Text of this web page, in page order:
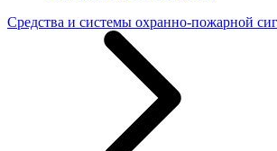
Средства и системы охранно-пожарной